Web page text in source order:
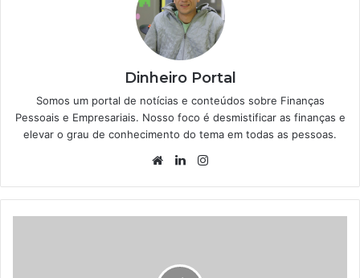
Dinheiro Portal
Somos um portal de notícias e conteúdos sobre Finanças
Pessoais e Empresariais. Nosso foco é desmistificar as finanças e
elevar o grau de conhecimento do tema em todas as pessoas.
WebsiteLinkedin